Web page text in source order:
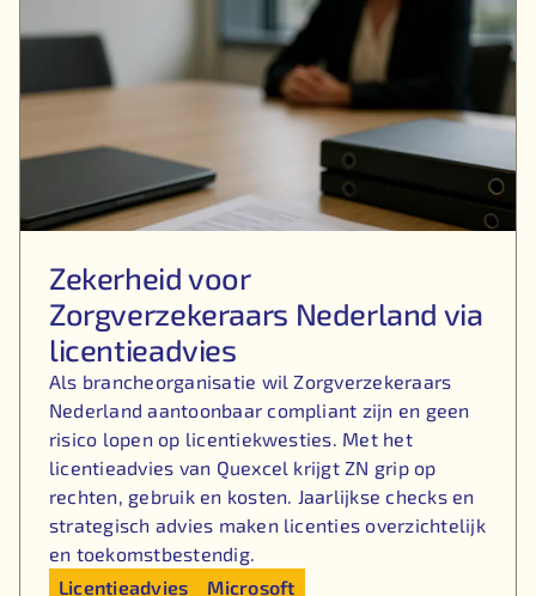
Zekerheid voor
Zorgverzekeraars Nederland via
licentieadvies
Als brancheorganisatie wil Zorgverzekeraars
Nederland aantoonbaar compliant zijn en geen
risico lopen op licentiekwesties. Met het
licentieadvies van Quexcel krijgt ZN grip op
rechten, gebruik en kosten. Jaarlijkse checks en
strategisch advies maken licenties overzichtelijk
en toekomstbestendig.
Licentieadvies
Microsoft